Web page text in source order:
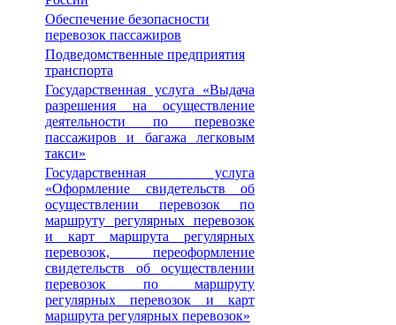
Обеспечение безопасности
перевозок пассажиров
Подведомственные предприятия
транспорта
Государственная услуга «Выдача
разрешения на осуществление
деятельности по перевозке
пассажиров и багажа легковым
такси»
Государственная услуга
«Оформление свидетельств об
осуществлении перевозок по
маршруту регулярных перевозок
и карт маршрута регулярных
перевозок, переоформление
свидетельств об осуществлении
перевозок по маршруту
регулярных перевозок и карт
маршрута регулярных перевозок»